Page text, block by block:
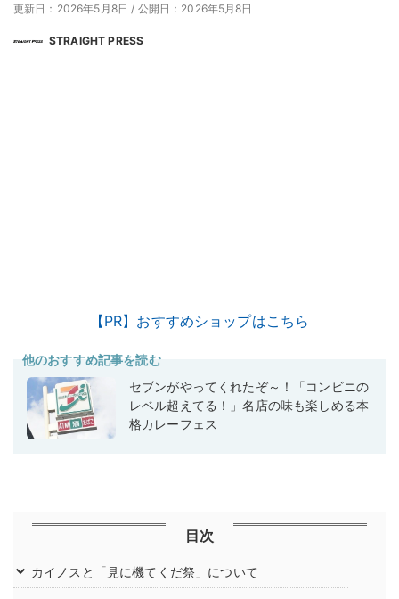
更新日：2026年5月8日 / 公開日：2026年5月8日
STRAIGHT PRESS
【PR】おすすめショップはこちら
他のおすすめ記事を読む
セブンがやってくれたぞ～！「コンビニの
レベル超えてる！」名店の味も楽しめる本
格カレーフェス
目次
カイノスと「見に機てくだ祭」について